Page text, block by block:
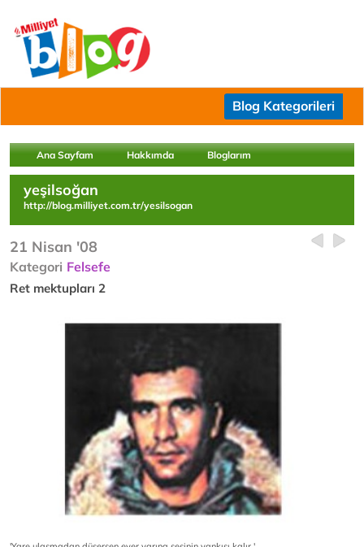
Blog Kategorileri
Ana Sayfam Hakkımda Bloglarım
yeşilsoğan
http://blog.milliyet.com.tr/yesilsogan
21 Nisan '08
Kategori Felsefe
Ret mektupları 2